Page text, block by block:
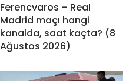
Ferencvaros – Real
Madrid maçı hangi
kanalda, saat kaçta? (8
Ağustos 2026)